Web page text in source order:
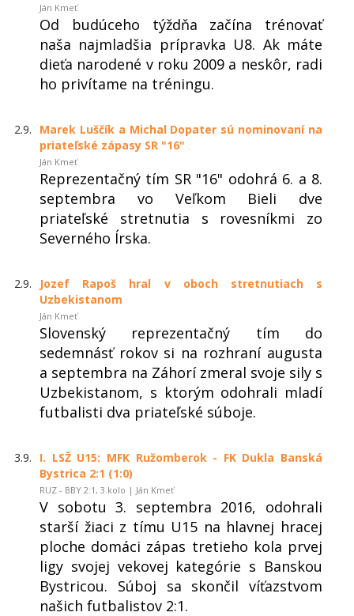
Ján Kmeť
Od budúceho týždňa začína trénovať
naša najmladšia prípravka U8. Ak máte
dieťa narodené v roku 2009 a neskôr, radi
ho privítame na tréningu.
2.9.
Marek Luščík a Michal Dopater sú nominovaní na
priateľské zápasy SR "16"
Ján Kmeť
Reprezentačný tím SR "16" odohrá 6. a 8.
septembra vo Veľkom Bieli dve
priateľské stretnutia s rovesníkmi zo
Severného Írska.
2.9.
Jozef Rapoš hral v oboch stretnutiach s
Uzbekistanom
Ján Kmeť
Slovenský reprezentačný tím do
sedemnásť rokov si na rozhraní augusta
a septembra na Záhorí zmeral svoje sily s
Uzbekistanom, s ktorým odohrali mladí
futbalisti dva priateľské súboje.
3.9.
I. LSŽ U15: MFK Ružomberok - FK Dukla Banská
Bystrica 2:1 (1:0)
RUZ - BBY 2:1, 3.kolo | Ján Kmeť
V sobotu 3. septembra 2016, odohrali
starší žiaci z tímu U15 na hlavnej hracej
ploche domáci zápas tretieho kola prvej
ligy svojej vekovej kategórie s Banskou
Bystricou. Súboj sa skončil víťazstvom
našich futbalistov 2:1.